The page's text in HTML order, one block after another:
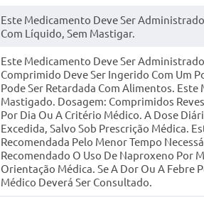
Este Medicamento Deve Ser
Com Líquido, Sem Mastigar.
Este Medicamento Deve Ser
Comprimido Deve Ser Ingerido Com Um
Pode Ser Retardada Com Alimentos.
Mastigado. Dosagem: Comprimidos
Por Dia Ou A Critério Médico. A Dose
Excedida, Salvo Sob Prescrição Médica.
Recomendada Pelo Menor Tempo
Recomendado O Uso De Naproxeno Por
Orientação Médica. Se A Dor Ou A Febre
Médico Deverá Ser Consultado.